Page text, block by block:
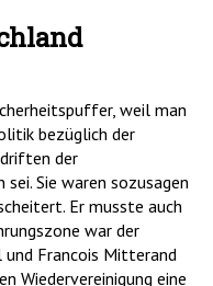
weil man
bezüglich der
der
Sie waren sozusagen
Er musste auch
war der
Francois Mitterand
Wiedervereinigung eine